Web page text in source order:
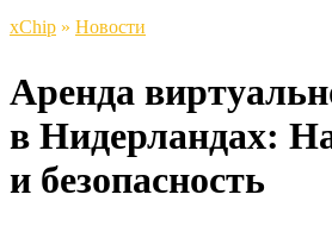
xСhip » Новости
Аренда
в Нидерландах:
и безопасность